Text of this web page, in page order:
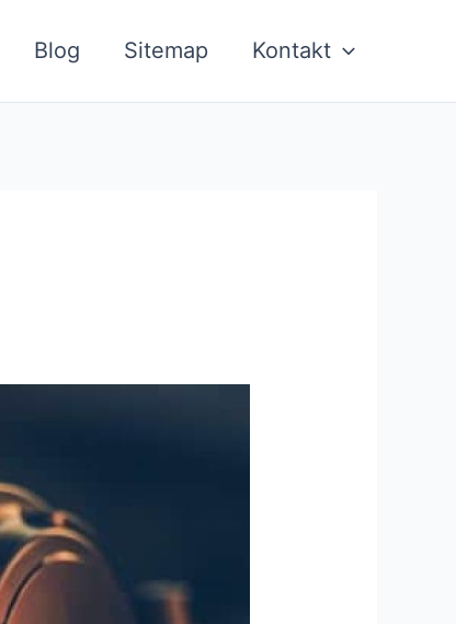
Blog Sitemap Kontakt